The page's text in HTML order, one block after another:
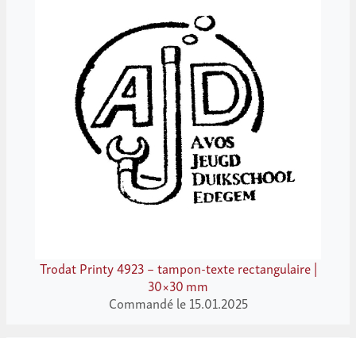
Trodat Printy 4923 – tampon-texte rectangulaire |
30×30 mm
Commandé le 15.01.2025